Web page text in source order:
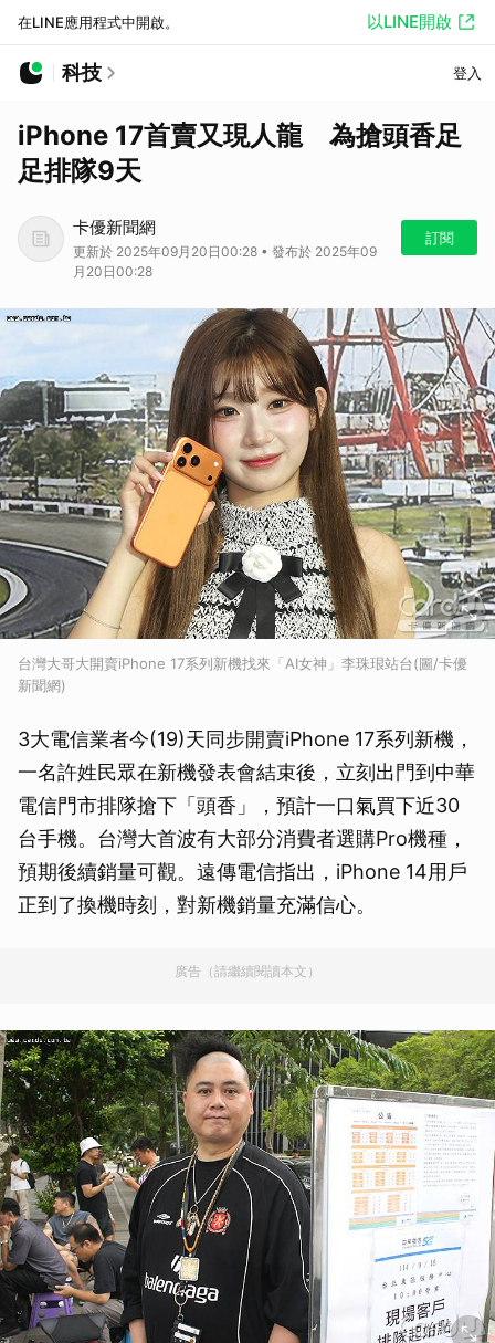
在LINE應用程式中開啟。 以LINE開啟
科技 登入
iPhone 17首賣又現人龍 為搶頭香足
足排隊9天
卡優新聞網
更新於 2025年09月20日00:28 • 發布於 2025年09
月20日00:28
訂閱
台灣大哥大開賣iPhone 17系列新機找來「AI女神」李珠珢站台(圖/卡優
新聞網)
3大電信業者今(19)天同步開賣iPhone 17系列新機，
一名許姓民眾在新機發表會結束後，立刻出門到中華
電信門市排隊搶下「頭香」，預計一口氣買下近30
台手機。台灣大首波有大部分消費者選購Pro機種，
預期後續銷量可觀。遠傳電信指出，iPhone 14用戶
正到了換機時刻，對新機銷量充滿信心。
廣告（請繼續閱讀本文）